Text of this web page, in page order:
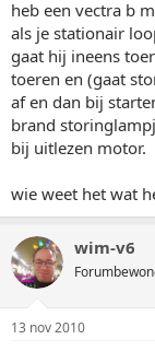
r
e
r
u
m
heb een vectra b
als je stationair
gaat hij ineens
toeren en (gaat
af en dan bij
brand
bij uitlezen motor.
wie weet het wat
wim-v6
13 nov 2010